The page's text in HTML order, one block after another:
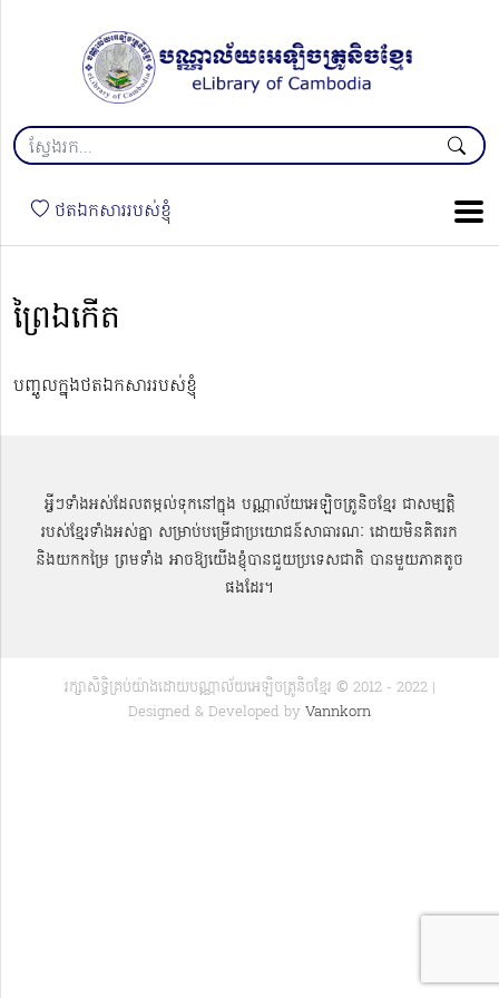
ថតឯកសាររបស់ខ្ញុំ
ព្រៃឯកើត
បញ្ចូលក្នុងថតឯកសាររបស់ខ្ញុំ
អ្វីៗទាំងអស់ដែលតម្កល់ទុកនៅក្នុង បណ្ណាល័យអេឡិចត្រូនិចខ្មែរ ជាសម្បតិ្ត
របស់ខ្មែរទាំងអស់គ្នា សម្រាប់បម្រើជាប្រយោជន៍សាធារណៈ ដោយមិនគិតរក
និងយកកម្រៃ ព្រមទាំង អាចឱ្យយើងខ្ញុំបានជួយប្រទេសជាតិ បានមួយភាគតូច
ផងដែរ។
រក្សាសិទ្ធិគ្រប់យ៉ាងដោយបណ្ណាល័យអេឡិចត្រូនិចខ្មែរ © 2012 - 2022 |
Designed & Developed by Vannkorn